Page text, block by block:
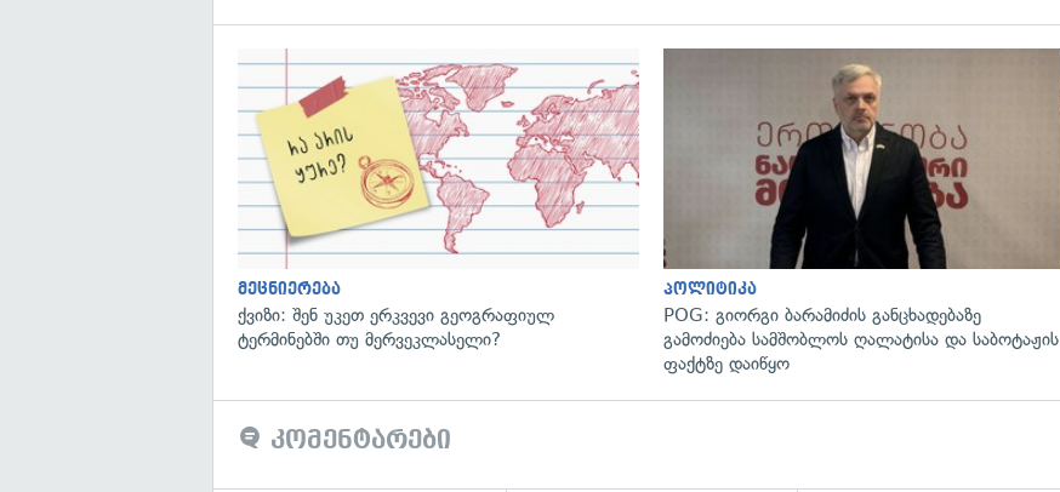
მეცნიერება
ქვიზი: შენ უკეთ ერკვევი გეოგრაფიულ
ტერმინებში თუ მერვეკლასელი?
პოლიტიკა
POG: გიორგი ბარამიძის განცხადებაზე
გამოძიება სამშობლოს ღალატისა და საბოტაჟის
ფაქტზე დაიწყო
კომენტარები